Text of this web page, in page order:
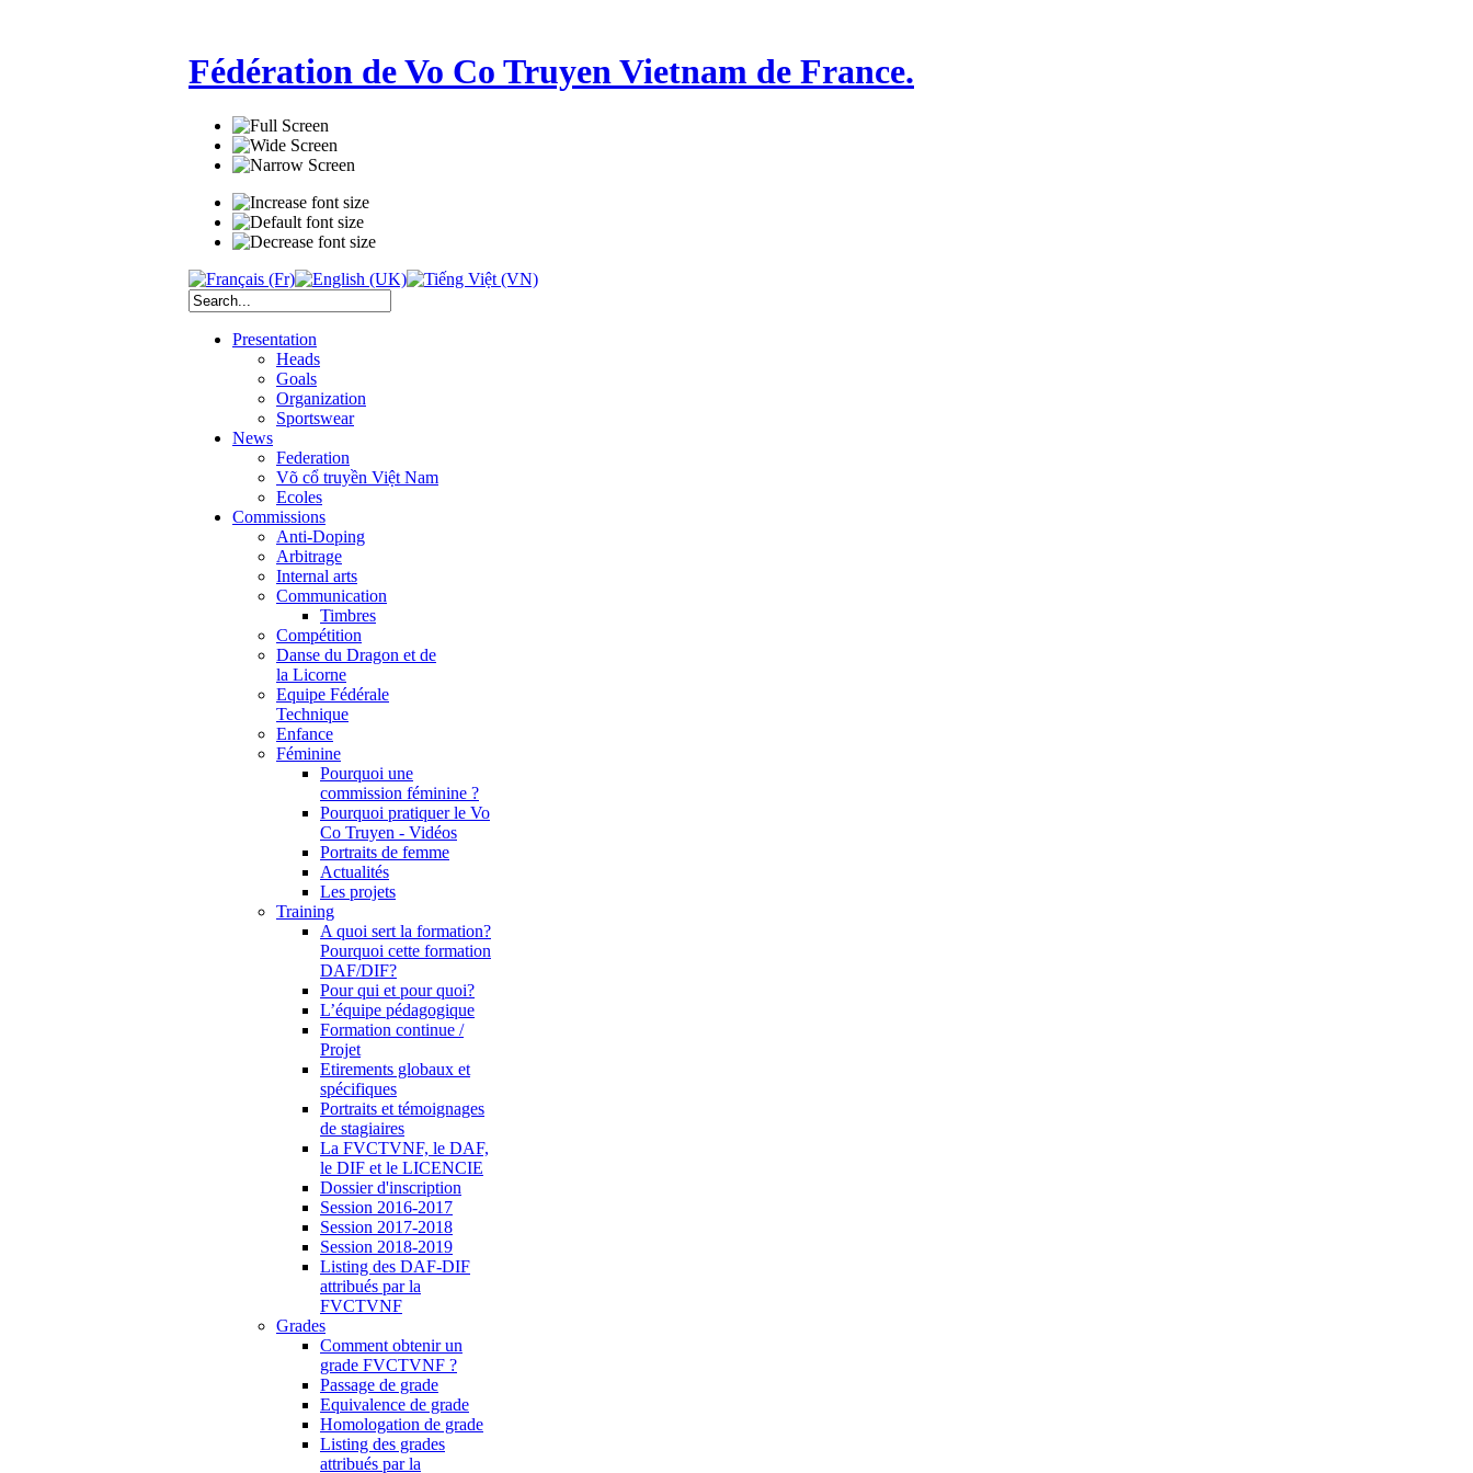
Fédération de Vo Co Truyen Vietnam de France.
Presentation
Heads
Goals
Organization
Sportswear
News
Federation
Võ cổ truyền Việt Nam
Ecoles
Commissions
Anti-Doping
Arbitrage
Internal arts
Communication
Timbres
Compétition
Danse du Dragon et de
la Licorne
Equipe Fédérale
Technique
Enfance
Féminine
Pourquoi une
commission féminine ?
Pourquoi pratiquer le Vo
Co Truyen - Vidéos
Portraits de femme
Actualités
Les projets
Training
A quoi sert la formation?
Pourquoi cette formation
DAF/DIF?
Pour qui et pour quoi?
L’équipe pédagogique
Formation continue /
Projet
Etirements globaux et
spécifiques
Portraits et témoignages
de stagiaires
La FVCTVNF, le DAF,
le DIF et le LICENCIE
Dossier d'inscription
Session 2016-2017
Session 2017-2018
Session 2018-2019
Listing des DAF-DIF
attribués par la
FVCTVNF
Grades
Comment obtenir un
grade FVCTVNF ?
Passage de grade
Equivalence de grade
Homologation de grade
Listing des grades
attribués par la